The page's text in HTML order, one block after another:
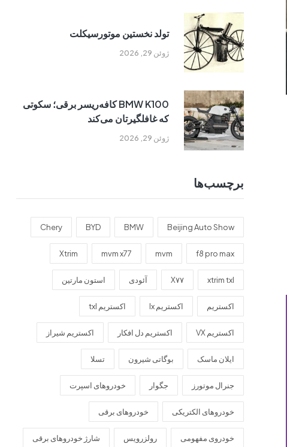
ژوئن 29, 2026
تولد نخستین موتورسیکلت
ژوئن 29, 2026
BMW K100 کافه‌ریسر برقی؛ سکوتی
که غافلگیرتان می‌کند
برچسب‌ها
Beijing Auto Show
BMW
BYD
Chery
f8 pro max
mvm
mvm x77
Xtrim
xtrim txl X۷۷ آئودی استون مارتین
اکستریم اکستریم lx اکستریم txl
اکستریم VX اکستریم دل افکار اکستریم شیراز
ایلان ماسک بوگاتی شیرون تسلا
جنرال موتورز جگوار خودروهای اسپرت
خودروهای الکتریکی خودروهای برقی
خودروی مفهومی رولزرویس شارژ خودروهای برقی